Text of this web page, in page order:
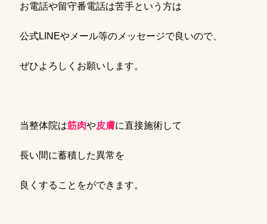
お電話や留守番電話は苦手という方は
公式LINEやメール等のメッセージで良いので、
ぜひよろしくお願いします。
当整体院は筋肉や皮膚に直接施術して
長い間に蓄積した異常を
良くすることをができます。